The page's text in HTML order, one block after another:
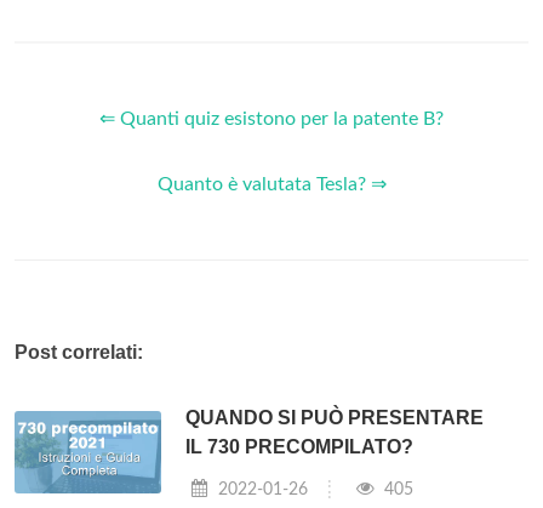
⇐ Quanti quiz esistono per la patente B?
Quanto è valutata Tesla? ⇒
Post correlati:
QUANDO SI PUÒ PRESENTARE
IL 730 PRECOMPILATO?
2022-01-26 405